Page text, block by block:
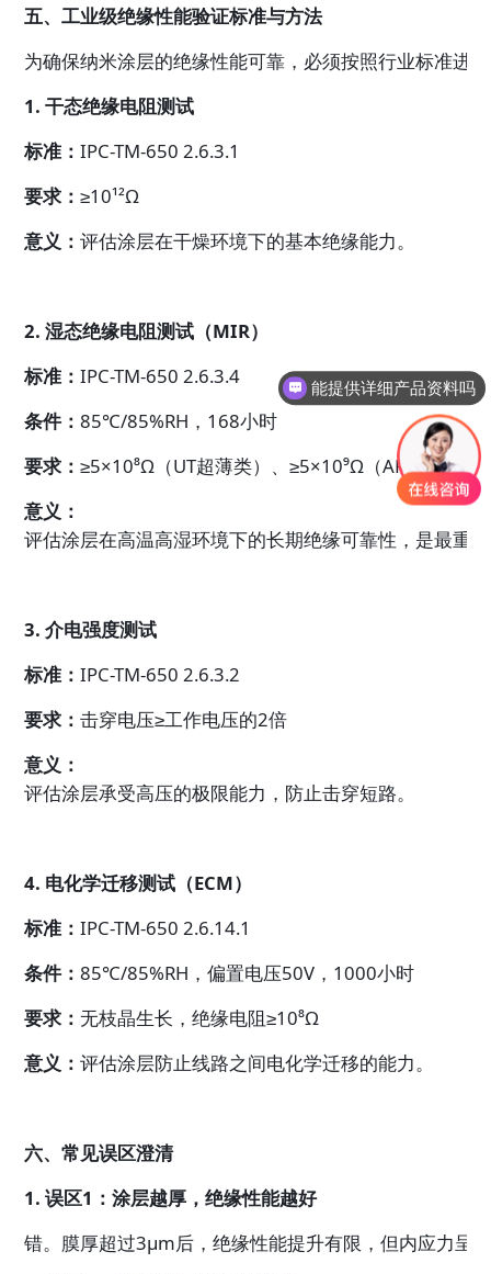
五、工业级绝缘性能验证标准与方法
为确保纳米涂层的绝缘性能可靠，必须按照行业标准进
1. 干态绝缘电阻测试
标准：IPC-TM-650 2.6.3.1
要求：≥10¹²Ω
意义：评估涂层在干燥环境下的基本绝缘能力。
2. 湿态绝缘电阻测试（MIR）
标准：IPC-TM-650 2.6.3.4
条件：85℃/85%RH，168小时
要求：≥5×10⁸Ω（UT超薄类）、≥5×10⁹Ω（AR类）
意义：
评估涂层在高温高湿环境下的长期绝缘可靠性，是最重
3. 介电强度测试
标准：IPC-TM-650 2.6.3.2
要求：击穿电压≥工作电压的2倍
意义：
评估涂层承受高压的极限能力，防止击穿短路。
4. 电化学迁移测试（ECM）
标准：IPC-TM-650 2.6.14.1
条件：85℃/85%RH，偏置电压50V，1000小时
要求：无枝晶生长，绝缘电阻≥10⁸Ω
意义：评估涂层防止线路之间电化学迁移的能力。
六、常见误区澄清
1. 误区1：涂层越厚，绝缘性能越好
错。膜厚超过3μm后，绝缘性能提升有限，但内应力呈
能提供详细产品资料吗
听说你们免费提供样品？